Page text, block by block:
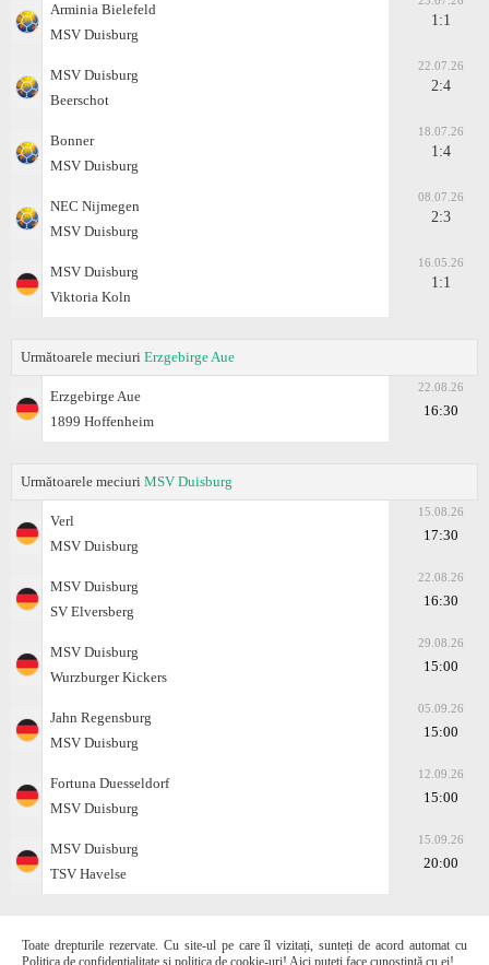
Arminia Bielefeld
MSV Duisburg
1:1
MSV Duisburg
Beerschot
22.07.26
2:4
Bonner
MSV Duisburg
18.07.26
1:4
NEC Nijmegen
MSV Duisburg
08.07.26
2:3
MSV Duisburg
Viktoria Koln
16.05.26
1:1
Următoarele meciuri Erzgebirge Aue
Erzgebirge Aue
1899 Hoffenheim
22.08.26
16:30
Următoarele meciuri MSV Duisburg
Verl
MSV Duisburg
15.08.26
17:30
MSV Duisburg
SV Elversberg
22.08.26
16:30
MSV Duisburg
Wurzburger Kickers
29.08.26
15:00
Jahn Regensburg
MSV Duisburg
05.09.26
15:00
Fortuna Duesseldorf
MSV Duisburg
12.09.26
15:00
MSV Duisburg
TSV Havelse
15.09.26
20:00
Toate drepturile rezervate. Cu site-ul pe care îl vizitați, sunteți de acord automat cu
Politica de confidențialitate și politica de cookie-uri! Aici puteți face cunoștință cu ei!